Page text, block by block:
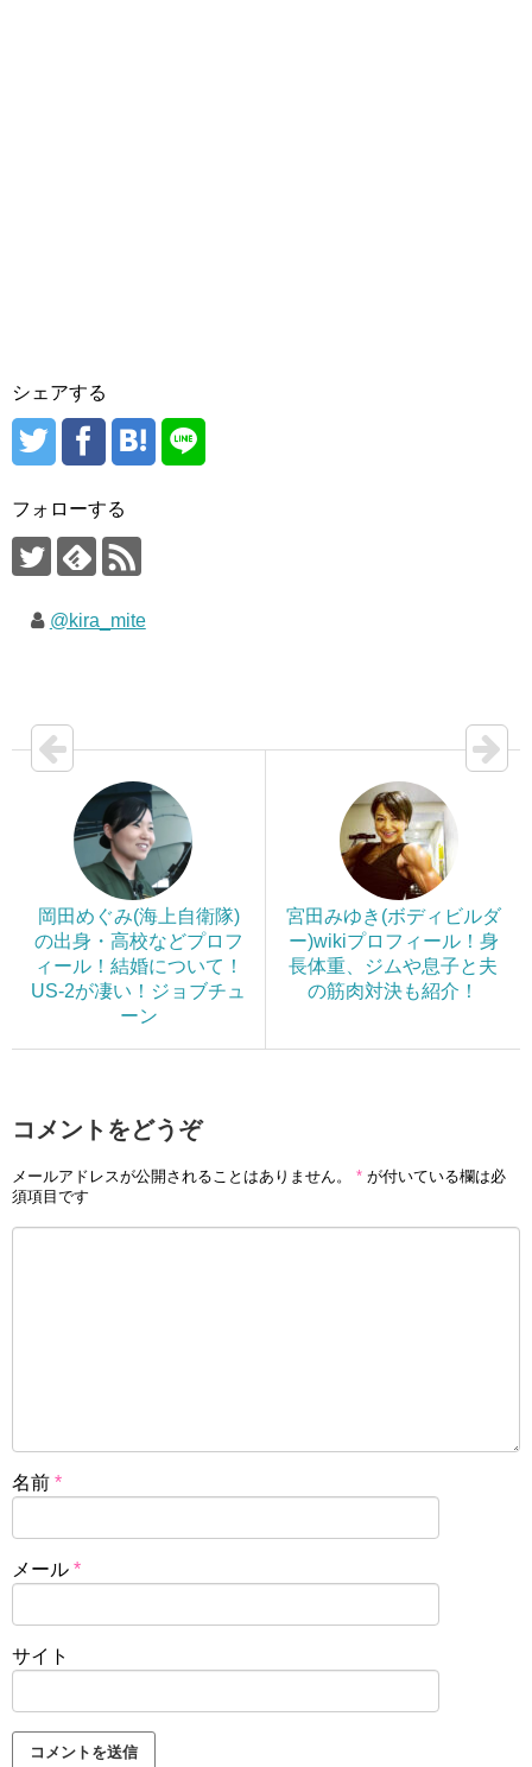
シェアする
フォローする
@kira_mite
岡田めぐみ(海上自衛隊)
の出身・高校などプロフ
ィール！結婚について！
US-2が凄い！ジョブチュ
ーン
宮田みゆき(ボディビルダ
ー)wikiプロフィール！身
長体重、ジムや息子と夫
の筋肉対決も紹介！
コメントをどうぞ
メールアドレスが公開されることはありません。 * が付いている欄は必
須項目です
名前 *
メール *
サイト